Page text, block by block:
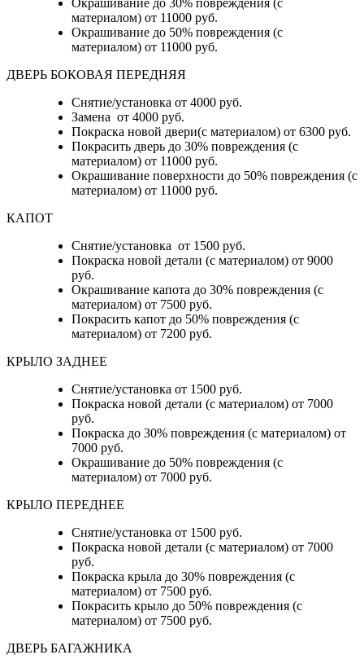
Окрашивание до 30% повреждения (с
материалом) от 11000 руб.
Окрашивание до 50% повреждения (с
материалом) от 11000 руб.
ДВЕРЬ БОКОВАЯ ПЕРЕДНЯЯ
Снятие/установка от 4000 руб.
Замена от 4000 руб.
Покраска новой двери(с материалом) от 6300 руб.
Покрасить дверь до 30% повреждения (с
материалом) от 11000 руб.
Окрашивание поверхности до 50% повреждения (с
материалом) от 11000 руб.
КАПОТ
Снятие/установка от 1500 руб.
Покраска новой детали (с материалом) от 9000
руб.
Окрашивание капота до 30% повреждения (с
материалом) от 7500 руб.
Покрасить капот до 50% повреждения (с
материалом) от 7200 руб.
КРЫЛО ЗАДНЕЕ
Снятие/установка от 1500 руб.
Покраска новой детали (с материалом) от 7000
руб.
Покраска до 30% повреждения (с материалом) от
7000 руб.
Окрашивание до 50% повреждения (с
материалом) от 7000 руб.
КРЫЛО ПЕРЕДНЕЕ
Снятие/установка от 1500 руб.
Покраска новой детали (с материалом) от 7000
руб.
Покраска крыла до 30% повреждения (с
материалом) от 7500 руб.
Покрасить крыло до 50% повреждения (с
материалом) от 7500 руб.
ДВЕРЬ БАГАЖНИКА